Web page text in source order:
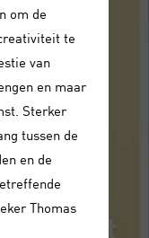
om de
te
van
en maar
Sterker
tussen de
en de
Thomas